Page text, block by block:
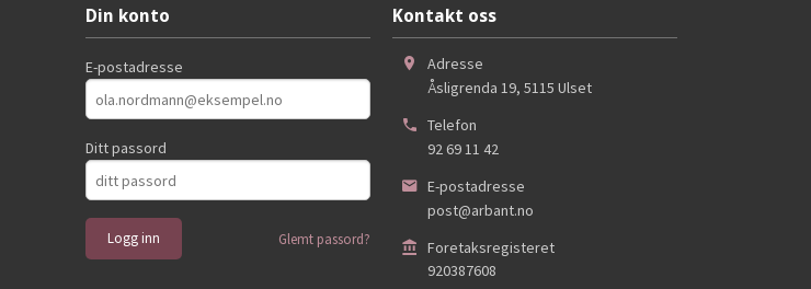
Din konto
E-postadresse
Ditt passord
Glemt passord?
Kontakt oss
Adresse
Åsligrenda 19, 5115 Ulset
Telefon
92 69 11 42
E-postadresse
post@arbant.no
Foretaksregisteret
920387608